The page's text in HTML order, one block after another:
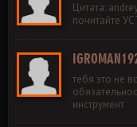
Цитата:
почитайте
тебя это не
инструмент